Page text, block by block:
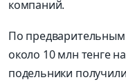
компаний.
По предварительным
около 10 млн тенге
подельники